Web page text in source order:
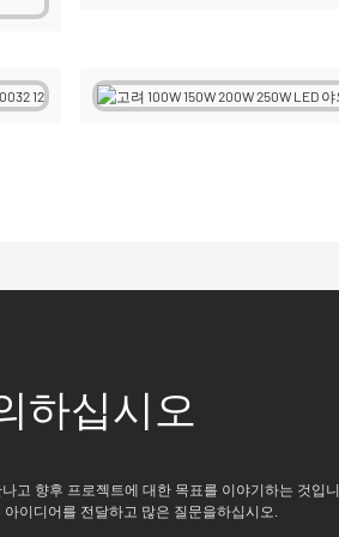
하십시오
고 향후 프로젝트에 대한 목표를 이야기하는 것입
이디어를 전달하고 많은 질문을하십시오.